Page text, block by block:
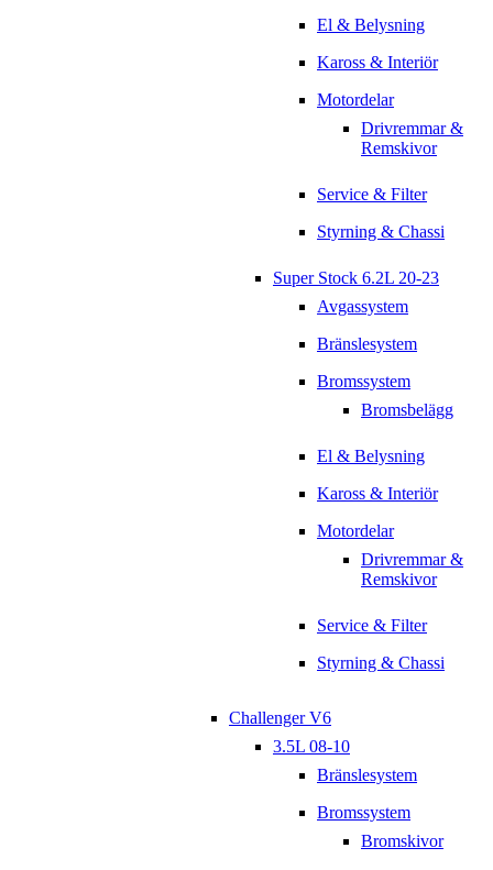
El & Belysning
Kaross & Interiör
Motordelar
Drivremmar &
Remskivor
Service & Filter
Styrning & Chassi
Super Stock 6.2L 20-23
Avgassystem
Bränslesystem
Bromssystem
Bromsbelägg
El & Belysning
Kaross & Interiör
Motordelar
Drivremmar &
Remskivor
Service & Filter
Styrning & Chassi
Challenger V6
3.5L 08-10
Bränslesystem
Bromssystem
Bromskivor